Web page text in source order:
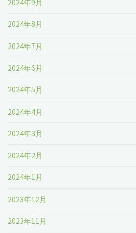
2024年9月
2024年8月
2024年7月
2024年6月
2024年5月
2024年4月
2024年3月
2024年2月
2024年1月
2023年12月
2023年11月